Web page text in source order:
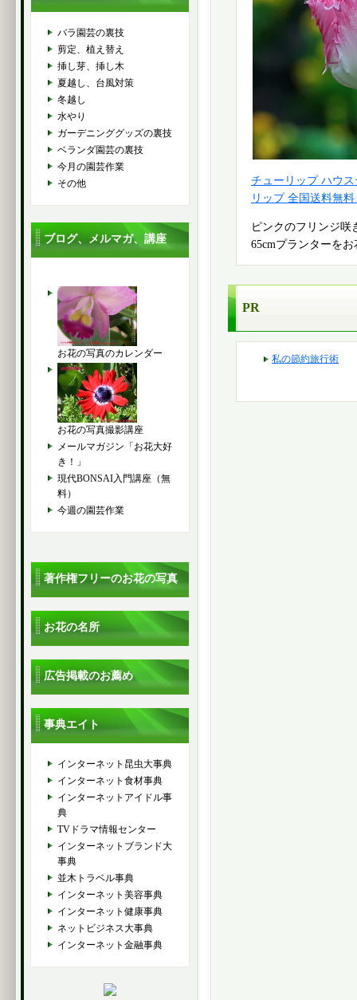
チューリップ ハウ
リップ 全国送料無
ピンクのフリンジ咲
65cmプランターを
PR
私の節約旅行術
バラ園芸の裏技
剪定、植え替え
挿し芽、挿し木
夏越し、台風対策
冬越し
水やり
ガーデニンググッズの裏技
ベランダ園芸の裏技
今月の園芸作業
その他
ブログ、メルマガ、講座
お花の写真のカレンダー
お花の写真撮影講座
メールマガジン「お花大好
き！」
現代BONSAI入門講座（無
料）
今週の園芸作業
著作権フリーのお花の写真
お花の名所
広告掲載のお薦め
事典エイト
インターネット昆虫大事典
インターネット食材事典
インターネットアイドル事
典
TVドラマ情報センター
インターネットブランド大
事典
並木トラベル事典
インターネット美容事典
インターネット健康事典
ネットビジネス大事典
インターネット金融事典